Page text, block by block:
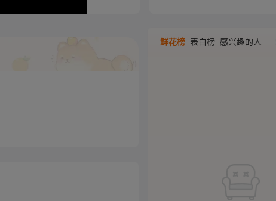
鲜花榜 表白榜 感兴趣的人